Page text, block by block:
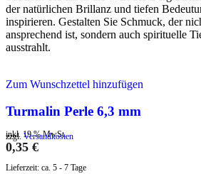
der natürlichen Brillanz und tiefen
inspirieren. Gestalten Sie Schmuck, der
ansprechend ist, sondern auch spirituelle
ausstrahlt.
Zum Wunschzettel hinzufügen
Turmalin Perle 6,3 mm
inkl. 19 % MwSt.
zzgl. Versandkosten
0,35 €
Lieferzeit: ca. 5 - 7 Tage